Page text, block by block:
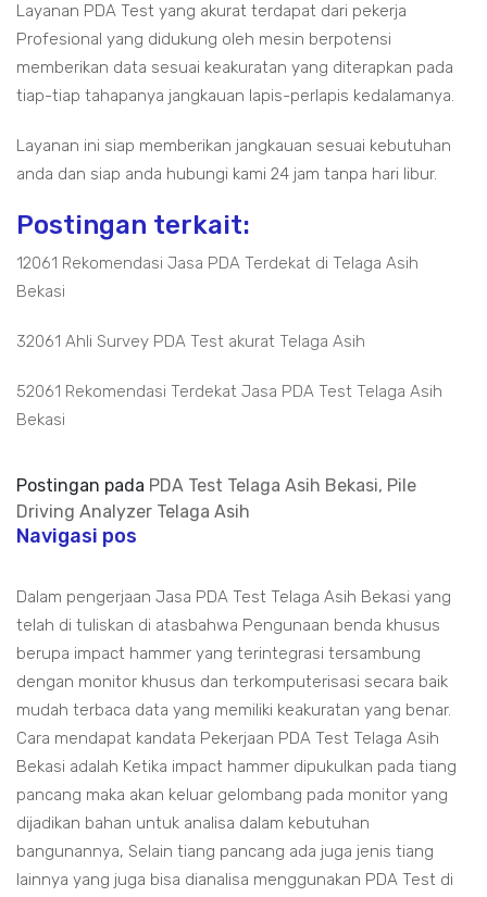
Layanan PDA Test yang akurat terdapat dari pekerja
Profesional yang didukung oleh mesin berpotensi
memberikan data sesuai keakuratan yang diterapkan pada
tiap-tiap tahapanya jangkauan lapis-perlapis kedalamanya.
Layanan ini siap memberikan jangkauan sesuai kebutuhan
anda dan siap anda hubungi kami 24 jam tanpa hari libur.
Postingan terkait:
12061 Rekomendasi Jasa PDA Terdekat di Telaga Asih
Bekasi
32061 Ahli Survey PDA Test akurat Telaga Asih
52061 Rekomendasi Terdekat Jasa PDA Test Telaga Asih
Bekasi
Postingan pada PDA Test Telaga Asih Bekasi, Pile
Driving Analyzer Telaga Asih
Navigasi pos
Dalam pengerjaan Jasa PDA Test Telaga Asih Bekasi yang
telah di tuliskan di atasbahwa Pengunaan benda khusus
berupa impact hammer yang terintegrasi tersambung
dengan monitor khusus dan terkomputerisasi secara baik
mudah terbaca data yang memiliki keakuratan yang benar.
Cara mendapat kandata Pekerjaan PDA Test Telaga Asih
Bekasi adalah Ketika impact hammer dipukulkan pada tiang
pancang maka akan keluar gelombang pada monitor yang
dijadikan bahan untuk analisa dalam kebutuhan
bangunannya, Selain tiang pancang ada juga jenis tiang
lainnya yang juga bisa dianalisa menggunakan PDA Test di